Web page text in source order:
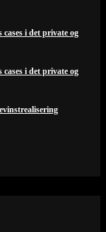
cases i det private og
cases i det private og